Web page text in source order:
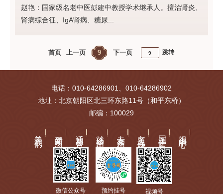
赵艳：国家级名老中医彭建中教授学术继承人。擅治肾炎、
肾病综合征、IgA肾病、糖尿...
首页 上一页 9 下一页 跳转
电话：010-64286901、010-64286902
地址：北京朝阳区北三环东路11号（和平东桥）
邮编：100029
微信公众号 预约挂号 视频号